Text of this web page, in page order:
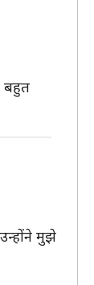
बहुत
मुझे